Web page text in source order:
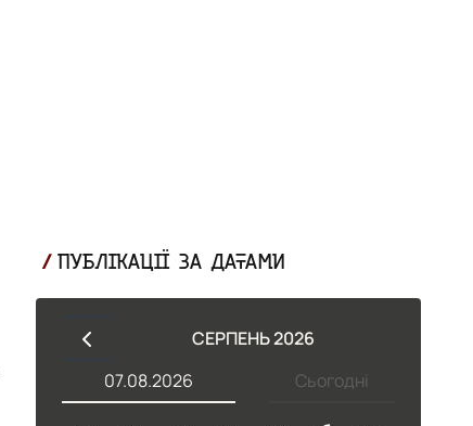
ПУБЛІКАЦІЇ ЗА ДАТАМИ
СЕРПЕНЬ 2026
Сьогодні
07.08.2026